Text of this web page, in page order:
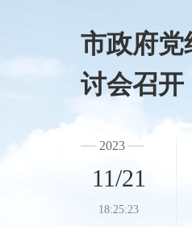
市政府党
讨会召开
2023
11/21
18:25:23